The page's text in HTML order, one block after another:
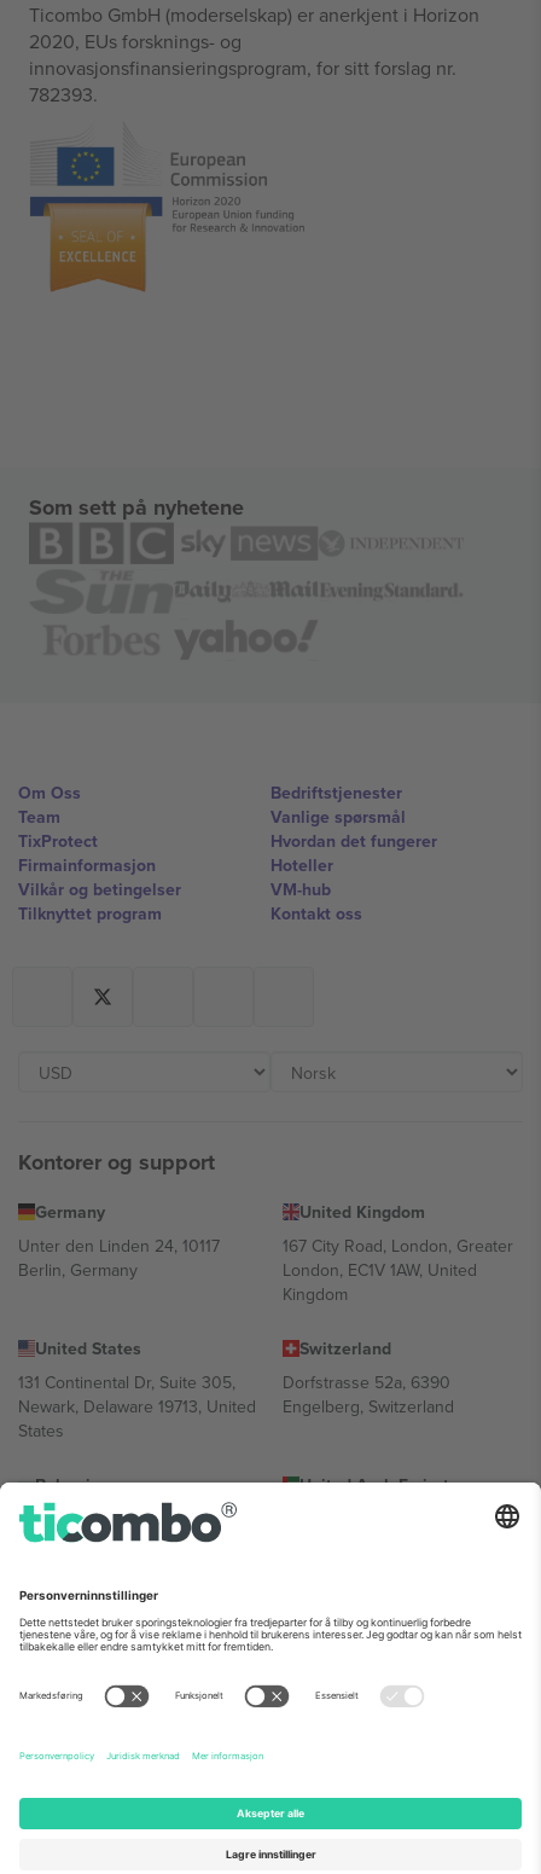
Ticombo GmbH (moderselskap) er anerkjent i Horizon
2020, EUs forsknings- og
innovasjonsfinansieringsprogram, for sitt forslag nr.
782393.
Som sett på nyhetene
Om Oss
Team
TixProtect
Firmainformasjon
Vilkår og betingelser
Tilknyttet program
Bedriftstjenester
Vanlige spørsmål
Hvordan det fungerer
Hoteller
VM-hub
Kontakt oss
Kontorer og support
Germany
Unter den Linden 24, 10117
Berlin, Germany
United Kingdom
167 City Road, London, Greater
London, EC1V 1AW, United
Kingdom
United States
131 Continental Dr, Suite 305,
Newark, Delaware 19713, United
States
Switzerland
Dorfstrasse 52a, 6390
Engelberg, Switzerland
Bulgaria
Regus Sofia City West, bul
Totleben 53-55, 1606 Sofia,
United Arab Emirates
UAE Dubai Silicon Oasis, DDP
Mexico
Av Chapultepec 360, Roma
Norte, Cuauhtémoc, 06700
Ciudad de México, CDMX,
sted, begivenhet og/eller domene. For detaljer, sjekk spesifikke
arrangementsside, forlag og vilkår.,Firmainformasjon
2026 Ticombo. Alle rettigheter reservert.